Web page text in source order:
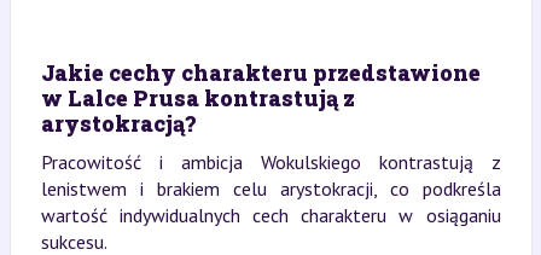
Jakie cechy charakteru przedstawione
w Lalce Prusa kontrastują z
arystokracją?
Pracowitość i ambicja Wokulskiego kontrastują z
lenistwem i brakiem celu arystokracji, co podkreśla
wartość indywidualnych cech charakteru w osiąganiu
sukcesu.